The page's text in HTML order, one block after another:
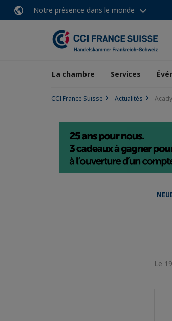
Notre présence dans le monde
La chambre Services
CCI France Suisse Actualités
Le